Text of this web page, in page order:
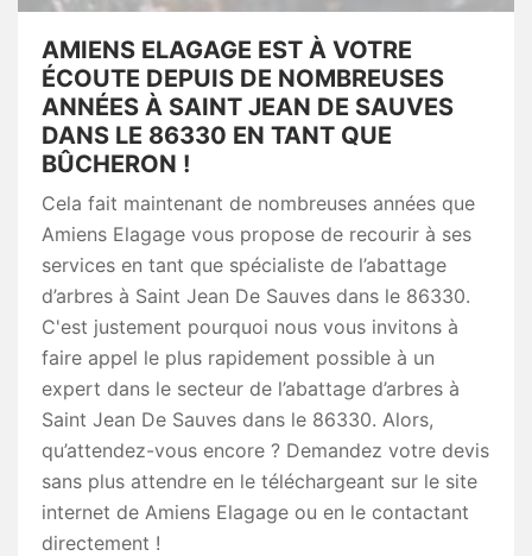
AMIENS ELAGAGE EST À VOTRE
ÉCOUTE DEPUIS DE NOMBREUSES
ANNÉES À SAINT JEAN DE SAUVES
DANS LE 86330 EN TANT QUE
BÛCHERON !
Cela fait maintenant de nombreuses années que
Amiens Elagage vous propose de recourir à ses
services en tant que spécialiste de l’abattage
d’arbres à Saint Jean De Sauves dans le 86330.
C'est justement pourquoi nous vous invitons à
faire appel le plus rapidement possible à un
expert dans le secteur de l’abattage d’arbres à
Saint Jean De Sauves dans le 86330. Alors,
qu’attendez-vous encore ? Demandez votre devis
sans plus attendre en le téléchargeant sur le site
internet de Amiens Elagage ou en le contactant
directement !